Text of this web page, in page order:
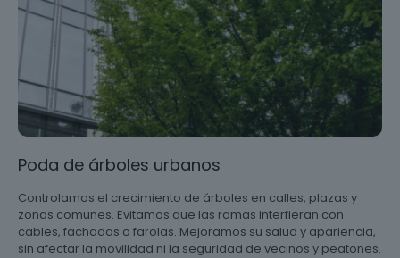
Poda de árboles urbanos
Controlamos el crecimiento de árboles en calles, plazas y
zonas comunes. Evitamos que las ramas interfieran con
cables, fachadas o farolas. Mejoramos su salud y apariencia,
sin afectar la movilidad ni la seguridad de vecinos y peatones.